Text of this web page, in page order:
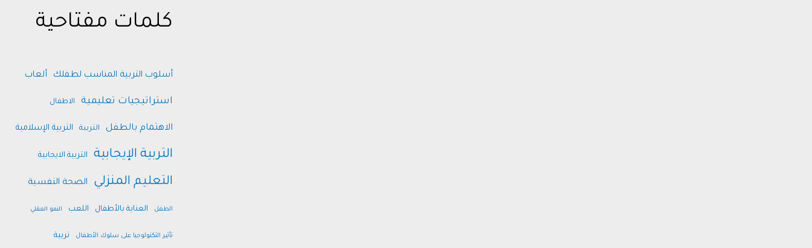
كلمات مفتاحية
أسلوب التربية المناسب لطفلك ألعاب
استراتيجيات تعليمية الاطفال
الاهتمام بالطفل التربية التربية الإسلامية
التربية الإيجابية التربية الايجابية
التعليم المنزلي الصحة النفسية
الطفل العناية بالأطفال اللعب النمو العقلي
تأثير التكنولوجيا على سلوك الأطفال تربية